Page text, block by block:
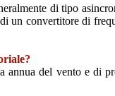
di tipo
convertitore di
annua del vento e di